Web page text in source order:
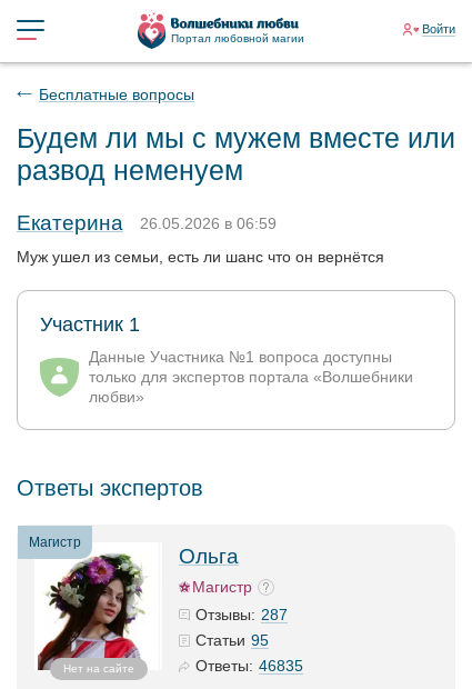
Портал любовной магии
Войти
Бесплатные вопросы
Будем ли мы с мужем вместе или
развод неменуем
Екатерина
26.05.2026 в 06:59
Муж ушел из семьи, есть ли шанс что он вернётся
Участник 1
Данные Участника №1 вопроса доступны
только для экспертов портала «Волшебники
любви»
Ответы экспертов
Магистр
Нет на сайте
Ольга
Магистр
Отзывы: 287
Статьи 95
Ответы: 46835